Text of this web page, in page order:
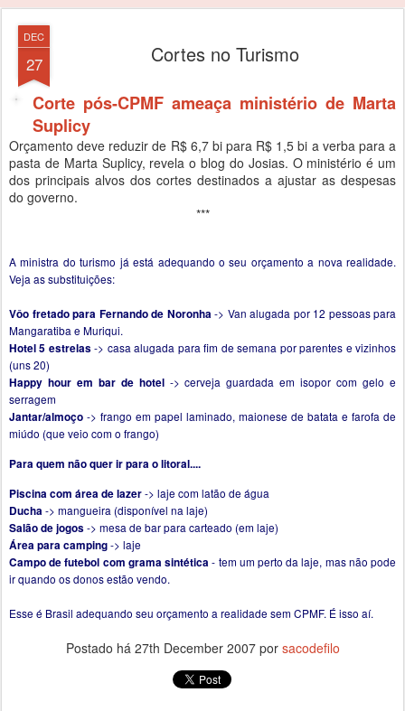
DEC
27 Cortes no Turismo
Corte pós-CPMF ameaça ministério de Marta
Suplicy
Orçamento deve reduzir de R$ 6,7 bi para R$ 1,5 bi a verba para a
pasta de Marta Suplicy, revela o blog do Josias. O ministério é um
dos principais alvos dos cortes destinados a ajustar as despesas
do governo.
***
A ministra do turismo já está adequando o seu orçamento a nova realidade.
Veja as substituições:
Vôo fretado para Fernando de Noronha -> Van alugada por 12 pessoas para
Mangaratiba e Muriqui.
Hotel 5 estrelas -> casa alugada para fim de semana por parentes e vizinhos
(uns 20)
Happy hour em bar de hotel-> cerveja guardada em isopor com gelo e
serragem
Jantar/almoço -> frango em papel laminado, maionese de batata e farofa de
miúdo (que veio com o frango)
Para quem não quer ir para o litoral....
Piscina com área de lazer-> laje com latão de água
Ducha -> mangueira (disponível na laje)
Salão de jogos -> mesa de bar para carteado (em laje)
Área para camping-> laje
Campo de futebol com grama sintética - tem um perto da laje, mas não pode
ir quando os donos estão vendo.
Esse é Brasil adequando seu orçamento a realidade sem CPMF. É isso aí.
Postado há 27th December 2007por sacodefilo